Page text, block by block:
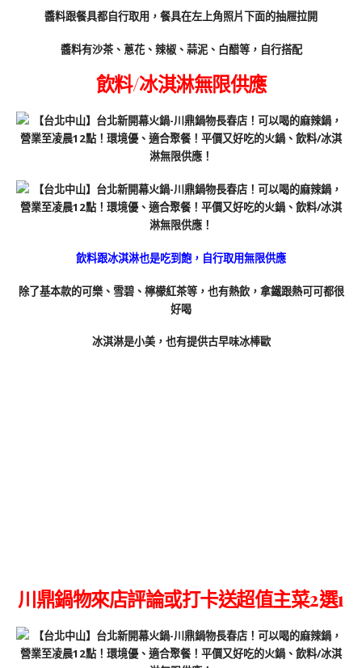
醬料跟餐具都自行取用，餐具在左上角照片下面的抽屜拉開
醬料有沙茶、蔥花、辣椒、蒜泥、白醋等，自行搭配
飲料/冰淇淋無限供應
飲料跟冰淇淋也是吃到飽，自行取用無限供應
除了基本款的可樂、雪碧、檸檬紅茶等，也有熱飲，拿鐵跟熱可可都很
好喝
冰淇淋是小美，也有提供古早味冰棒歐
川鼎鍋物來店評論或打卡送超值主菜2選1